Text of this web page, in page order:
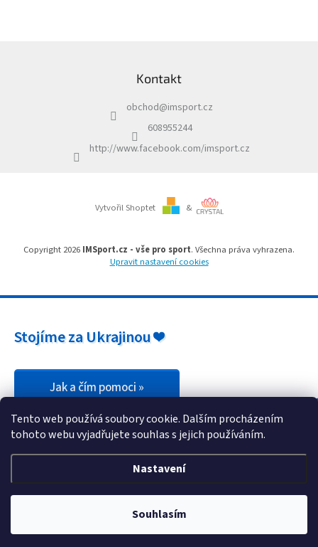
Tento web používá soubory cookie. Dalším procházením
tohoto webu vyjadřujete souhlas s jejich používáním.
Nastavení
Souhlasím
c
í
r
v
y
Kontakt
obchod@imsport.cz
608955244
http://www.facebook.com/imsport.cz
Vytvořil Shoptet &
Copyright 2026 IMSport.cz - vše pro sport. Všechna práva vyhrazena.
Upravit nastavení cookies
Stojíme za Ukrajinou ❤️
Jak a čím pomoci »